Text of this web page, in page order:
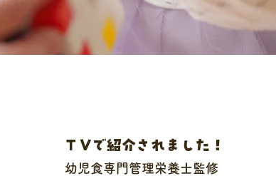
T Vで紹介されました！
​幼児食専門管理栄養士監修